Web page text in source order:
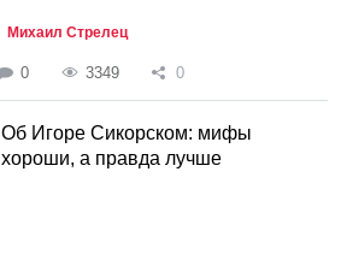
Михаил Стрелец
0 3349 0
Об Игоре Сикорском: мифы
хороши, а правда лучше